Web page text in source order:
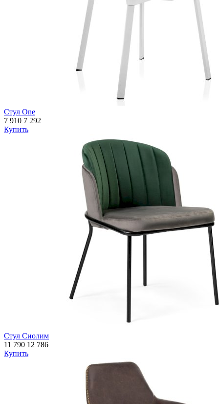
Стул One
7 910 7 292
Купить
Стул Сиолим
11 790 12 786
Купить